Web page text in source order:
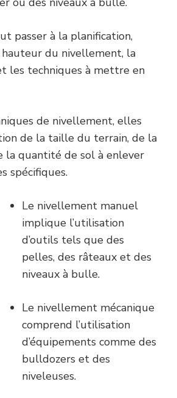
passer à la planification,
du nivellement, la
les techniques à mettre en
de nivellement, elles
de la taille du terrain, de la
la quantité de sol à enlever
spécifiques.
Le nivellement manuel
implique l’utilisation
d’outils tels que des
pelles, des râteaux et des
niveaux à bulle.
Le nivellement mécanique
comprend l’utilisation
d’équipements comme des
bulldozers et des
niveleuses.